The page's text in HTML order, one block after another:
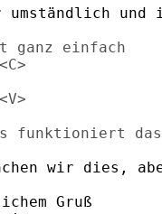
umständlich
ganz einfach
wir dies,
Gruß